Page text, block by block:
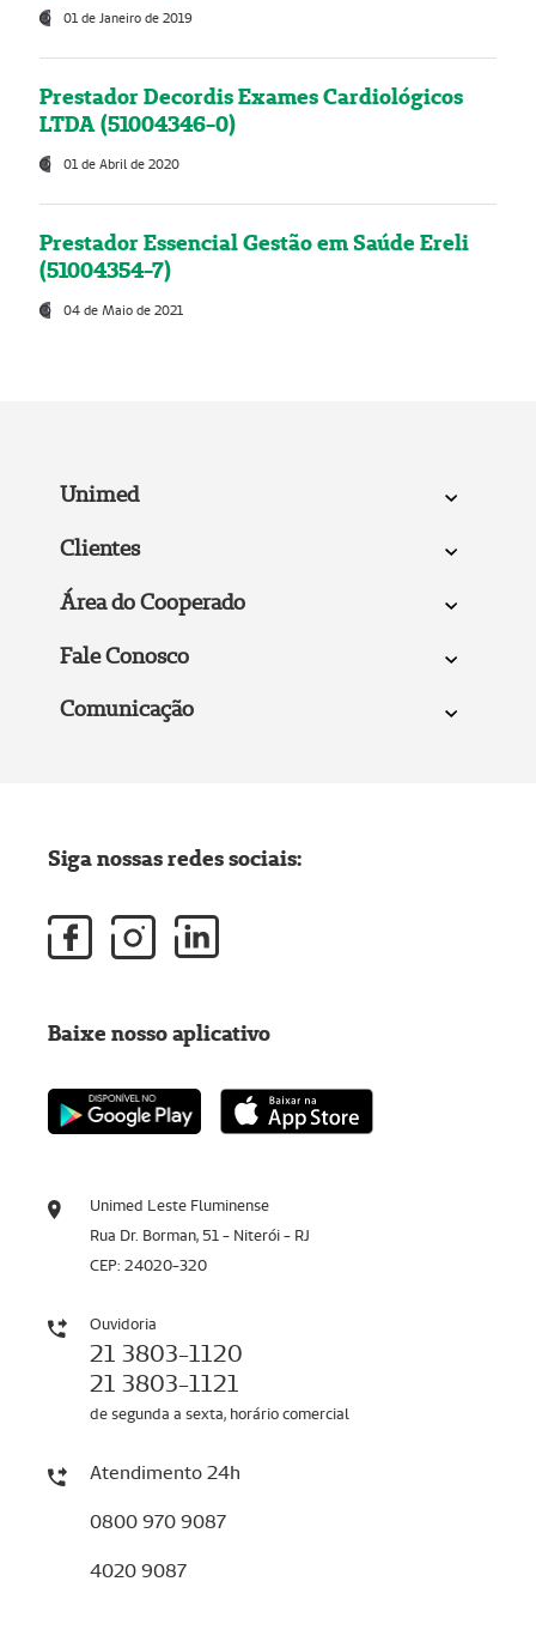
01 de Janeiro de 2019
Prestador Decordis Exames Cardiológicos
LTDA (51004346-0)
01 de Abril de 2020
Prestador Essencial Gestão em Saúde Ereli
(51004354-7)
04 de Maio de 2021
Unimed
Clientes
Área do Cooperado
Fale Conosco
Comunicação
Unimed Leste Fluminense
Rua Dr. Borman, 51 - Niterói - RJ
CEP: 24020-320
Ouvidoria
21 3803-1120
21 3803-1121
de segunda a sexta, horário comercial
Atendimento 24h
0800 970 9087
4020 9087
Siga nossas redes sociais:
Baixe nosso aplicativo